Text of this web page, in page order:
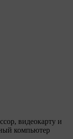
видеокарту и
компьютер